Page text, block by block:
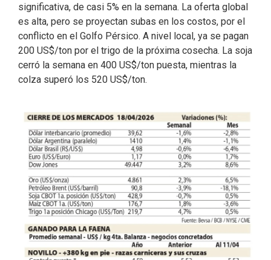
significativa, de casi 5% en la semana. La oferta global
es alta, pero se proyectan subas en los costos, por el
conflicto en el Golfo Pérsico. A nivel local, ya se pagan
200 US$/ton por el trigo de la próxima cosecha. La soja
cerró la semana en 400 US$/ton puesta, mientras la
colza superó los 520 US$/ton.